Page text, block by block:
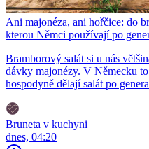
Ani majonéza, ani hořčice: do
kterou Němci používají po
Bramborový salát si u nás
dávky majonézy. V Německu
hospodyně dělají salát po
Bruneta v kuchyni
dnes, 04:20